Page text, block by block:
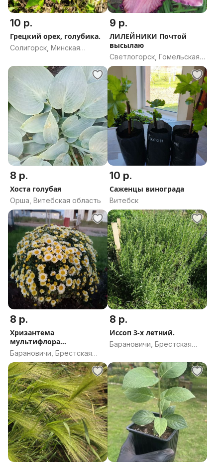
10 р.
Грецкий орех, голубика.
Солигорск, Минская
9 р.
ЛИЛЕЙНИКИ Почтой
высылаю
Светлогорск, Гомельская
область
8 р.
Хоста голубая
Орша, Витебская область
10 р.
Саженцы винограда
Витебск
8 р.
Хризантема
мультифлора
многолетняя
Барановичи, Брестская
область
8 р.
Иссоп 3-х летний.
Барановичи, Брестская